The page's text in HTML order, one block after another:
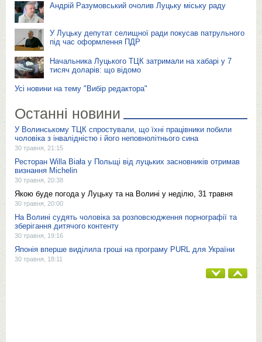
Андрій Разумовський очолив Луцьку міську раду
У Луцьку депутат селищної ради покусав патрульного
під час оформлення ПДР
Начальника Луцького ТЦК затримали на хабарі у 7
тисяч доларів: що відомо
Усі новини на тему "Вибір редактора"
Останні новини
У Волинському ТЦК спростували, що їхні працівники побили
чоловіка з інвалідністю і його неповнолітнього сина
30 травня, 21:15
Ресторан Willa Biała у Польщі від луцьких засновників отримав
визнання Michelin
30 травня, 20:38
Якою буде погода у Луцьку та на Волині у неділю, 31 травня
30 травня, 20:00
На Волині судять чоловіка за розповсюдження порнографії та
зберігання дитячого контенту
30 травня, 19:16
Японія вперше виділила гроші на програму PURL для України
30 травня, 18:11